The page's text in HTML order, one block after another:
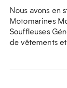
Nous avons en
Motomarines
Souffleuses
de vêtements